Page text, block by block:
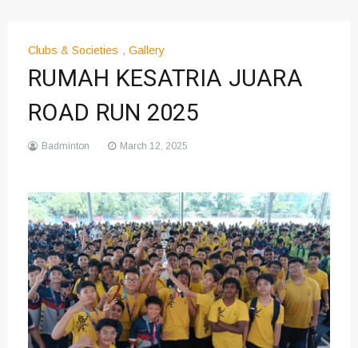
Clubs & Societies , Gallery
RUMAH KESATRIA JUARA
ROAD RUN 2025
Badminton March 12, 2025